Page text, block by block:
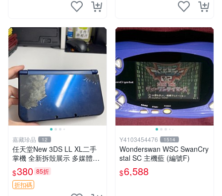
嘉藏珍品 12
任天堂New 3DS LL XL二手
掌機 全新拆殼展示 多媒體詳
情齊備 缸號發貨 新大三掌機
拆機殼 二手資訊透明
$380 85折
折扣碼
Y4103454476 1514
Wonderswan WSC SwanCry
stal SC 主機藍 (編號F)
$6,588